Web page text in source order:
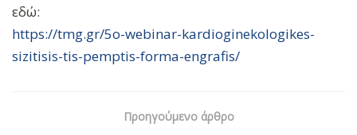
εδώ:
https://tmg.gr/5o-webinar-kardioginekologikes-
sizitisis-tis-pemptis-forma-engrafis/
Προηγούμενο άρθρο